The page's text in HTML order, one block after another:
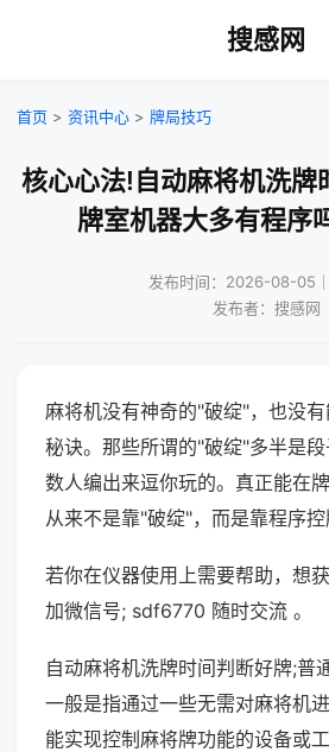
搜感网
首页 > 资讯中心 > 牌局技巧
核心心法!自动麻将机洗牌
牌室机器大多有程序
发布时间：2026-08-05
发布者：搜感网
麻将机没有神奇的"破绽"，也没
秘诀。那些所谓的"破绽"多半是
数人编出来逗你玩的。真正能在
从来不是靠"破绽"，而是靠程序控
若你在仪器使用上需要帮助，想
加微信号; sdf6770 随时交流 。
自动麻将机洗牌时间判断好牌;普
一般是指通过一些无需对麻将机
能实现控制麻将牌功能的设备或工